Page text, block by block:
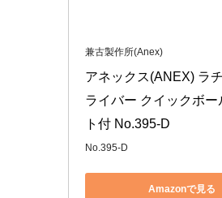
兼古製作所(Anex)
アネックス(ANEX) ラ
ライバー クイックボー
ト付 No.395-D
No.395-D
Amazonで見る